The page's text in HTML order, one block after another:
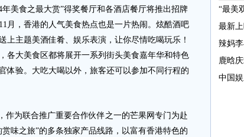
美食之最大赏”得奖餐厅和各酒店餐厅将推出招牌
月，香港的人气美食热点也是一片热闹。炫酷酒吧
上主题美酒佳肴、娱乐表演，让你尽情吃喝玩乐！
各大美食区都将展开一系列街头美食嘉年华和特色
体验。大吃大喝以外，旅客还可以参加不同行程的
为联合推广重要合作伙伴之一的芒果网专门为赴
味之旅”的多条独家产品线路，以富有香港特色的